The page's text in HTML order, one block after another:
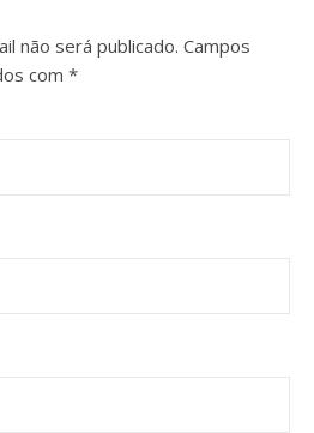
não será publicado. Campos
com *